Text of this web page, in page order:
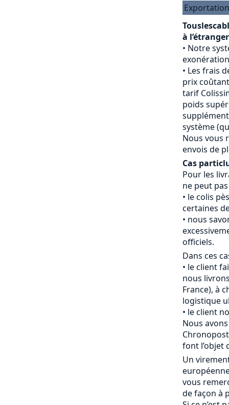
à
Notre
Les frais
prix
tarif
poids
système
Nous vous
envois de
Cas
Pour les
ne peut
le colis
certaines
nous
officiels.
Dans ces
le client
nous
France), à
logistique
le client
Nous
font l’objet
Un
vous
de façon à